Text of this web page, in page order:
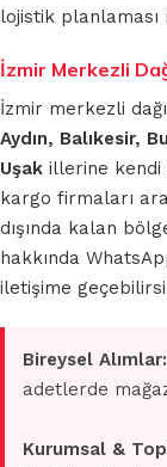
lojistik planlaması
İzmir Merkezli
İzmir merkezli
Aydın, Balıkesir,
Uşak illerine kendi
kargo firmaları
dışında kalan
hakkında
iletişime
Bireysel Alımlar:
adetlerde
Kurumsal &